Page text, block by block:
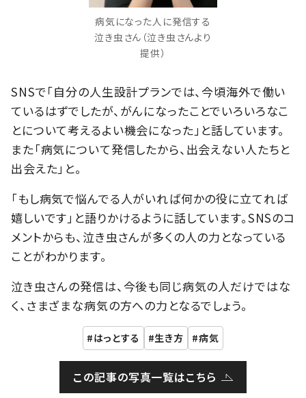
病気になった人に発信する
泣き虫さん（泣き虫さんより
提供）
SNSで「自分の人生設計プランでは、今頃海外で働い
ているはずでしたが、がんになったことでいろいろなこ
とについて考えるよい機会になった」と話しています。
また「病気について発信したから、出会えない人たちと
出会えた」と。
「もし病気で悩んでる人がいれば何かの役に立てれば
嬉しいです」と語りかけるように話しています。SNSのコ
メントからも、泣き虫さんが多くの人の力となっている
ことがわかります。
泣き虫さんの発信は、今後も同じ病気の人だけではな
く、さまざまな病気の方への力となるでしょう。
はっとする 生き方 病気
この記事の写真一覧はこちら